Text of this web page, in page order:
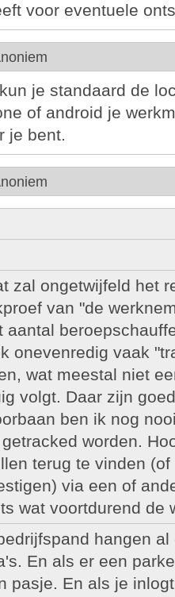
voor eventuele
je standaard de
of android je
je bent.
zal ongetwijfeld het
van "de
aantal
onevenredig vaak
wat meestal niet
volgt. Daar zijn
ben ik nog
worden.
terug te vinden
via een of
wat voortdurend de
hangen
En als er een
pasje. En als je